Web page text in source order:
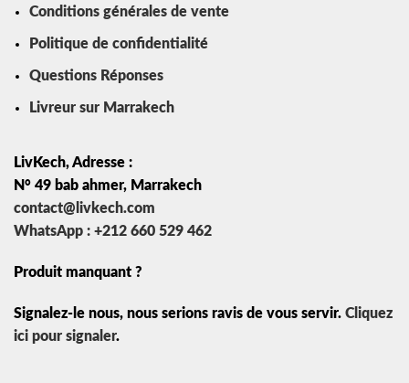
Conditions générales de vente
Politique de confidentialité
Questions Réponses
Livreur sur Marrakech
LivKech, Adresse :
N° 49 bab ahmer, Marrakech
contact@livkech.com
WhatsApp : +212 660 529 462
Produit manquant ?
Signalez-le nous, nous serions ravis de vous servir. Cliquez
ici pour signaler.